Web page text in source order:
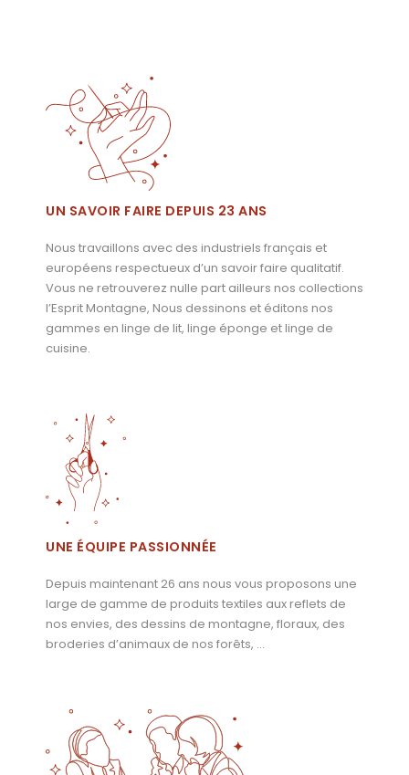
UN SAVOIR FAIRE DEPUIS 23 ANS
Nous travaillons avec des industriels français et
européens respectueux d’un savoir faire qualitatif.
Vous ne retrouverez nulle part ailleurs nos collections
l’Esprit Montagne, Nous dessinons et éditons nos
gammes en linge de lit, linge éponge et linge de
cuisine.
UNE ÉQUIPE PASSIONNÉE
Depuis maintenant 26 ans nous vous proposons une
large de gamme de produits textiles aux reflets de
nos envies, des dessins de montagne, floraux, des
broderies d’animaux de nos forêts, …